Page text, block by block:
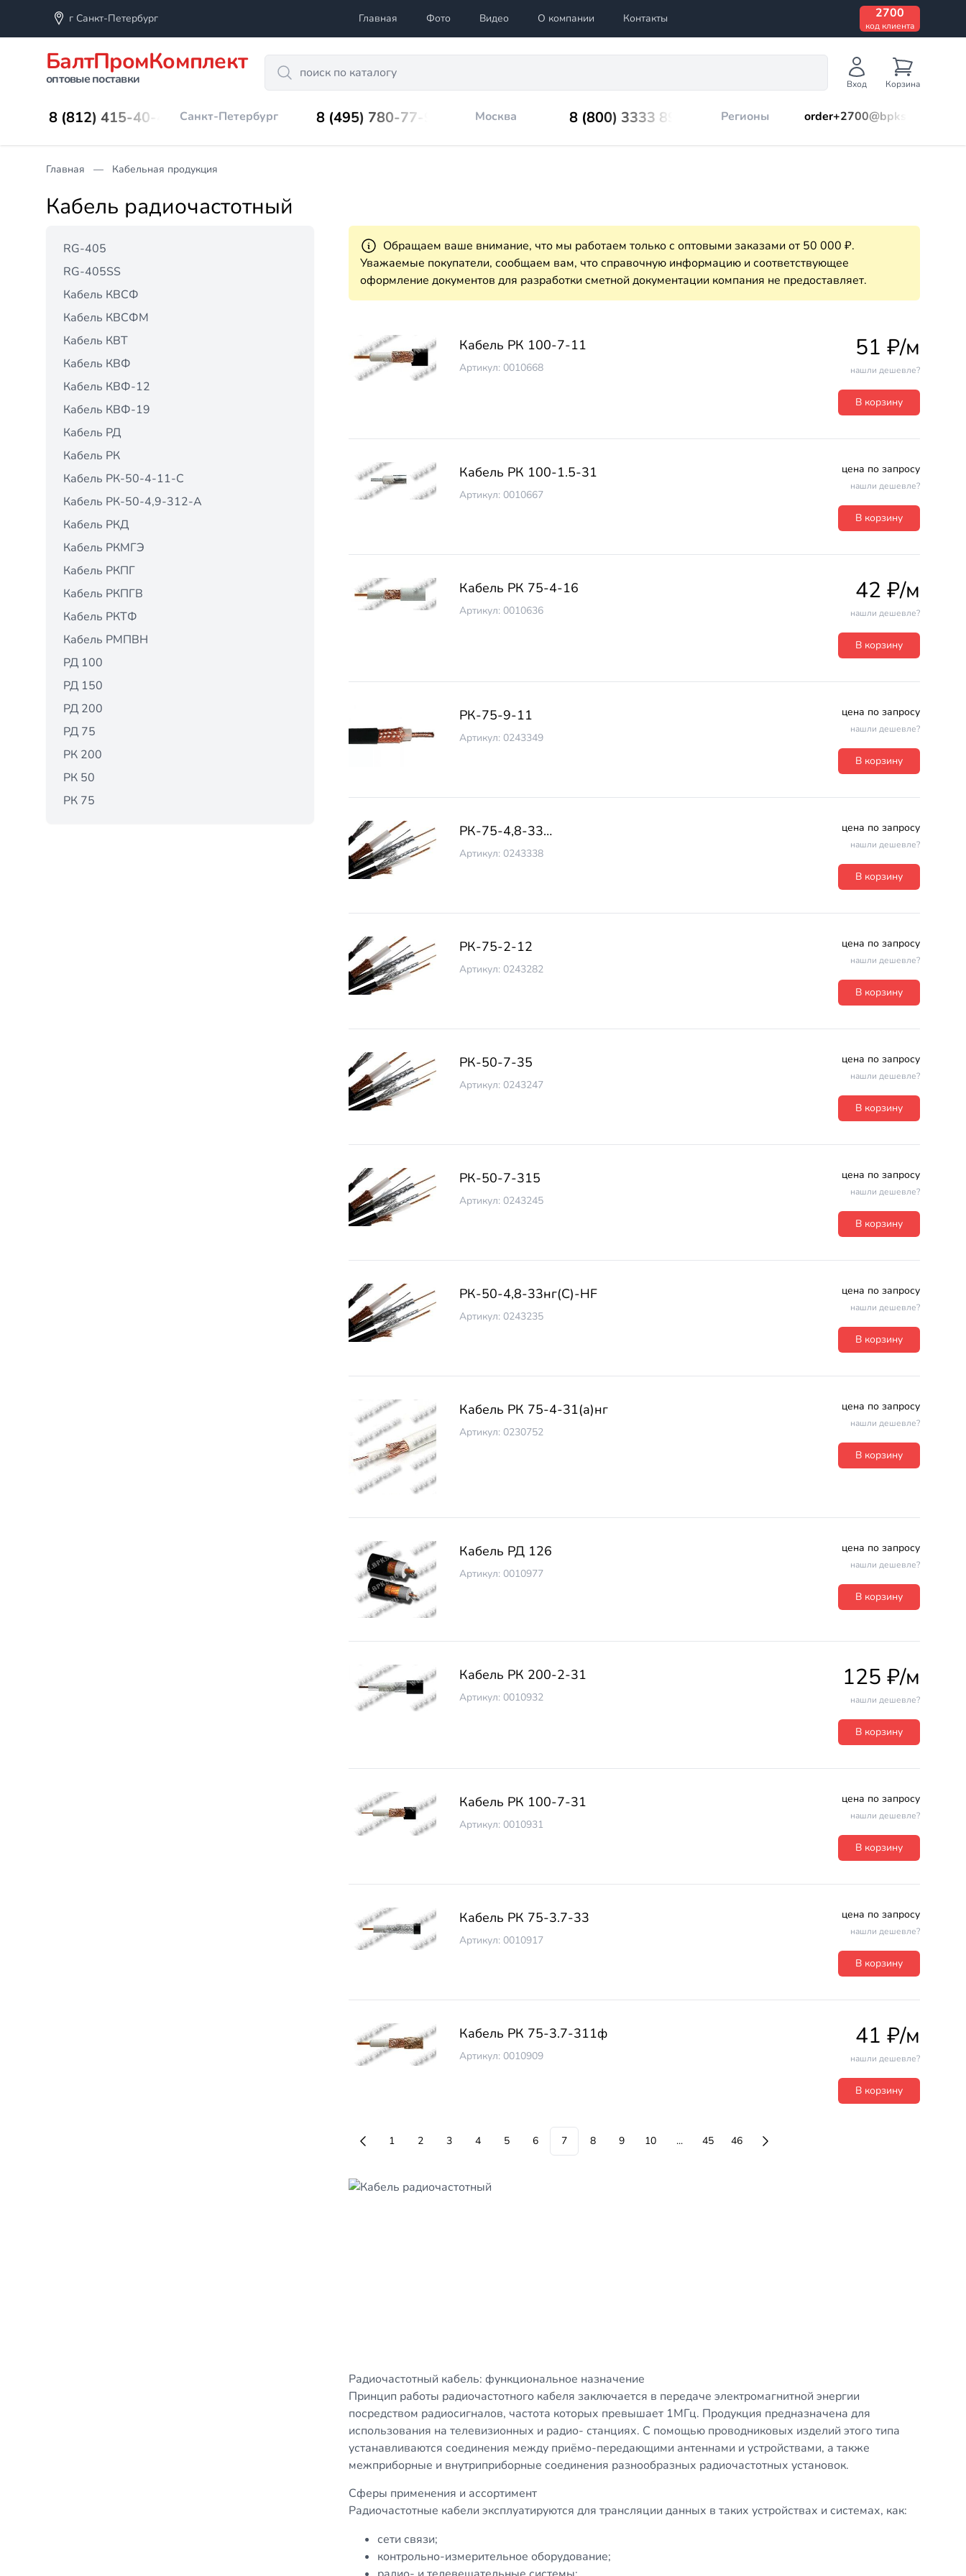
г Санкт-Петербург Главная Фото Видео О компании Контакты 2700
код клиента
БалтПромКомплект
оптовые поставки
Search
Вход Корзина
8 (812) 415-40-45 Санкт-Петербург 8 (495) 780-77-98 Москва 8 (800) 3333 899 Регионы order+2700@bpks.ru
Главная Кабельная продукция
Кабель радиочастотный
RG-405
RG-405SS
Кабель КВСФ
Кабель КВСФМ
Кабель КВТ
Кабель КВФ
Кабель КВФ-12
Кабель КВФ-19
Кабель РД
Кабель РК
Кабель РК-50-4-11-С
Кабель РК-50-4,9-312-А
Кабель РКД
Кабель РКМГЭ
Кабель РКПГ
Кабель РКПГВ
Кабель РКТФ
Кабель РМПВН
РД 100
РД 150
РД 200
РД 75
РК 200
РК 50
РК 75
Обращаем ваше внимание, что мы работаем только с оптовыми заказами от 50 000 ₽.
Уважаемые покупатели, сообщаем вам, что справочную информацию и соответствующее
оформление документов для разработки сметной документации компания не предоставляет.
Кабель РК 100-7-11
Артикул: 0010668
51 ₽/м
нашли дешевле?
В корзину
Кабель РК 100-1.5-31
Артикул: 0010667
цена по запросу
нашли дешевле?
В корзину
Кабель РК 75-4-16
Артикул: 0010636
42 ₽/м
нашли дешевле?
В корзину
РК-75-9-11
Артикул: 0243349
цена по запросу
нашли дешевле?
В корзину
РК-75-4,8-33…
Артикул: 0243338
цена по запросу
нашли дешевле?
В корзину
РК-75-2-12
Артикул: 0243282
цена по запросу
нашли дешевле?
В корзину
РК-50-7-35
Артикул: 0243247
цена по запросу
нашли дешевле?
В корзину
РК-50-7-315
Артикул: 0243245
цена по запросу
нашли дешевле?
В корзину
РК-50-4,8-33нг(С)-HF
Артикул: 0243235
цена по запросу
нашли дешевле?
В корзину
Кабель РК 75-4-31(а)нг
Артикул: 0230752
цена по запросу
нашли дешевле?
В корзину
Кабель РД 126
Артикул: 0010977
цена по запросу
нашли дешевле?
В корзину
Кабель РК 200-2-31
Артикул: 0010932
125 ₽/м
нашли дешевле?
В корзину
Кабель РК 100-7-31
Артикул: 0010931
цена по запросу
нашли дешевле?
В корзину
Кабель РК 75-3.7-33
Артикул: 0010917
цена по запросу
нашли дешевле?
В корзину
Кабель РК 75-3.7-311ф
Артикул: 0010909
41 ₽/м
нашли дешевле?
В корзину
1 2 3 4 5 6 7 8 9 10 ... 45 46
Радиочастотный кабель: функциональное назначение
Принцип работы радиочастотного кабеля заключается в передаче электромагнитной энергии
посредством радиосигналов, частота которых превышает 1МГц. Продукция предназначена для
использования на телевизионных и радио- станциях. С помощью проводниковых изделий этого типа
устанавливаются соединения между приёмо-передающими антеннами и устройствами, а также
межприборные и внутриприборные соединения разнообразных радиочастотных установок.
Сферы применения и ассортимент
Радиочастотные кабели эксплуатируются для трансляции данных в таких устройствах и системах, как:
сети связи;
контрольно-измерительное оборудование;